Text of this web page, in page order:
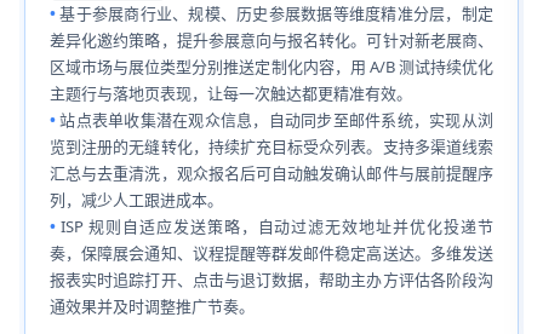
基于参展商行业、规模、历史参展数据等维度精准分层，制定
差异化邀约策略，提升参展意向与报名转化。可针对新老展商、
区域市场与展位类型分别推送定制化内容，用 A/B 测试持续优化
主题行与落地页表现，让每一次触达都更精准有效。
站点表单收集潜在观众信息，自动同步至邮件系统，实现从浏
览到注册的无缝转化，持续扩充目标受众列表。支持多渠道线索
汇总与去重清洗，观众报名后可自动触发确认邮件与展前提醒序
列，减少人工跟进成本。
ISP 规则自适应发送策略，自动过滤无效地址并优化投递节
奏，保障展会通知、议程提醒等群发邮件稳定高送达。多维发送
报表实时追踪打开、点击与退订数据，帮助主办方评估各阶段沟
通效果并及时调整推广节奏。